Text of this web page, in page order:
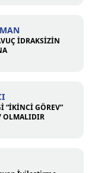
İDRAKSİZİN
“İKİNCİ GÖREV”
OLMALIDIR